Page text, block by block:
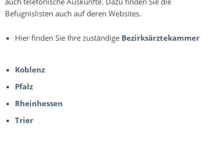
Befugnislisten auch auf deren Websites.
Hier finden Sie Ihre zuständige Bezirksärztekammer
Koblenz
Pfalz
Rheinhessen
Trier